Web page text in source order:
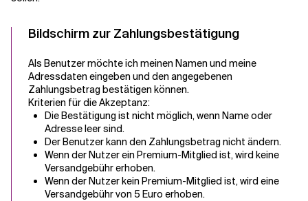
Bildschirm zur Zahlungsbestätigung
Als Benutzer möchte ich meinen Namen und meine
Adressdaten eingeben und den angegebenen
Zahlungsbetrag bestätigen können.
Kriterien für die Akzeptanz:
Die Bestätigung ist nicht möglich, wenn Name oder
Adresse leer sind.
Der Benutzer kann den Zahlungsbetrag nicht ändern.
Wenn der Nutzer ein Premium-Mitglied ist, wird keine
Versandgebühr erhoben.
Wenn der Nutzer kein Premium-Mitglied ist, wird eine
Versandgebühr von 5 Euro erhoben.